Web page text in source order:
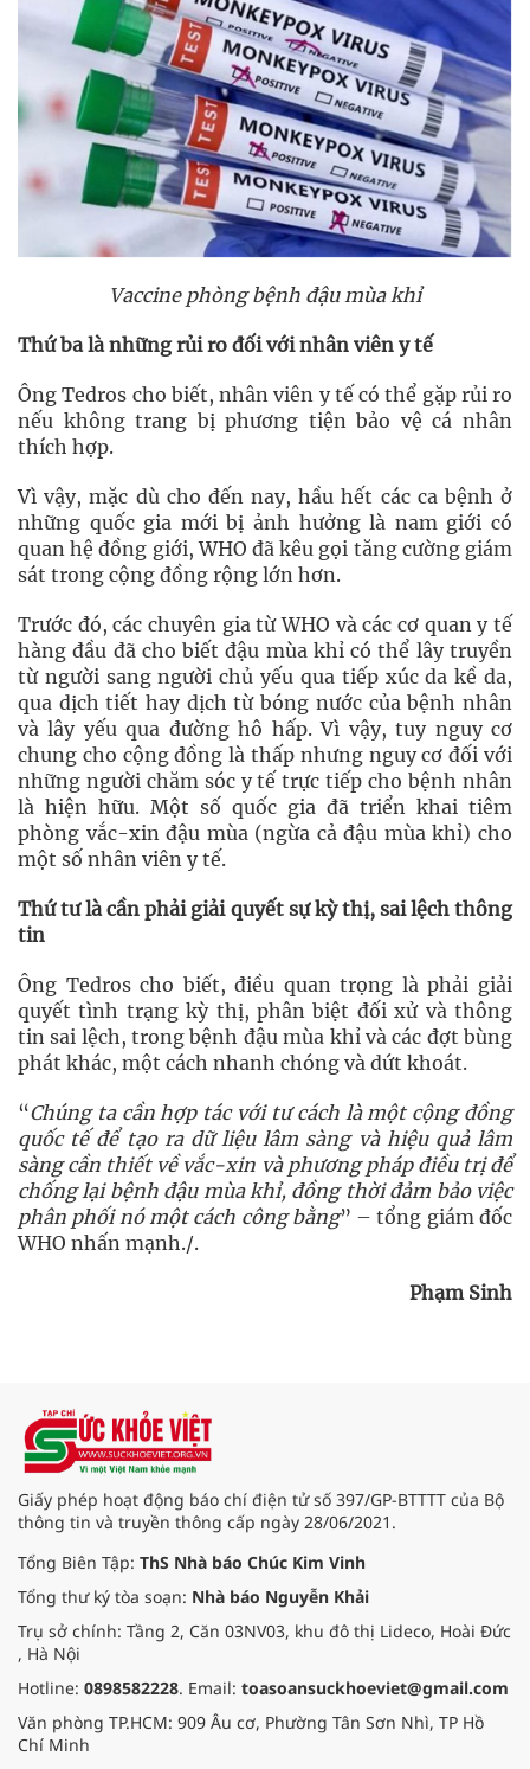
Vaccine phòng bệnh đậu mùa khỉ
Thứba là những rủi ro đối với nhân viên y tế
Ông Tedros cho biết, nhân viên y tế có thể gặp rủi ro
nếu không trang bị phương tiện bảo vệ cá nhân
thích hợp.
Vì vậy, mặc dù cho đến nay, hầu hết các ca bệnh ở
những quốc gia mới bị ảnh hưởng là nam giới có
quan hệ đồng giới, WHO đã kêu gọi tăng cường giám
sát trong cộng đồng rộng lớn hơn.
Trước đó, các chuyên gia từ WHO và các cơ quan y tế
hàng đầu đã cho biết đậu mùa khỉ có thể lây truyền
từ người sang người chủ yếu qua tiếp xúc da kề da,
qua dịch tiết hay dịch từ bóng nước của bệnh nhân
và lây yếu qua đường hô hấp. Vì vậy, tuy nguy cơ
chung cho cộng đồng là thấp nhưng nguy cơ đối với
những người chăm sóc y tế trực tiếp cho bệnh nhân
là hiện hữu. Một số quốc gia đã triển khai tiêm
phòng vắc-xin đậu mùa (ngừa cả đậu mùa khỉ) cho
một số nhân viên y tế.
Thứtư là cần phải giải quyết sự kỳ thị, sai lệch thông
tin
Ông Tedros cho biết, điều quan trọng là phải giải
quyết tình trạng kỳ thị, phân biệt đối xử và thông
tin sai lệch, trong bệnh đậu mùa khỉ và các đợt bùng
phát khác, một cách nhanh chóng và dứt khoát.
“Chúng ta cần hợp tác với tư cách là một cộng đồng
quốc tế để tạo ra dữ liệu lâm sàng và hiệu quả lâm
sàng cần thiết về vắc-xin và phương pháp điều trị để
chống lại bệnh đậu mùa khỉ, đồng thời đảm bảo việc
phân phối nó một cách công bằng” – tổng giám đốc
WHO nhấn mạnh./.
Phạm Sinh
Giấy phép hoạt động báo chí điện tử số 397/GP-BTTTT của Bộ
thông tin và truyền thông cấp ngày 28/06/2021.
Tổng Biên Tập: ThS Nhà báo Chúc Kim Vinh
Tổng thư ký tòa soạn: Nhà báo Nguyễn Khải
Trụ sở chính: Tầng 2, Căn 03NV03, khu đô thị Lideco, Hoài Đức
, Hà Nội
Hotline: 0898582228. Email: toasoansuckhoeviet@gmail.com
Văn phòng TP.HCM: 909 Âu cơ, Phường Tân Sơn Nhì, TP Hồ
Chí Minh